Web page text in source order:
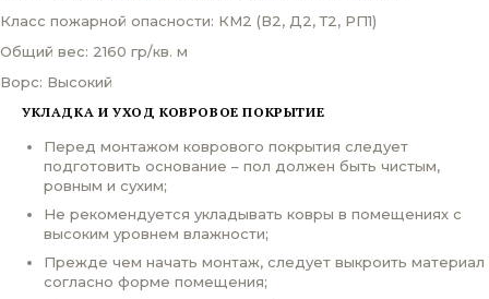
Класс пожарной опасности: КМ2 (В2, Д2, Т2, РП1)
Общий вес: 2160 гр/кв. м
Ворс: Высокий
УКЛАДКА И УХОД КОВРОВОЕ ПОКРЫТИЕ
Перед монтажом коврового покрытия следует
подготовить основание – пол должен быть чистым,
ровным и сухим;
Не рекомендуется укладывать ковры в помещениях с
высоким уровнем влажности;
Прежде чем начать монтаж, следует выкроить материал
согласно форме помещения;